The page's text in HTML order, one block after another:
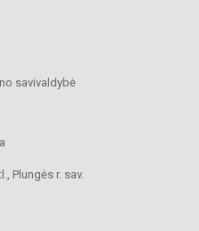
savivaldybė
Plungės r. sav.